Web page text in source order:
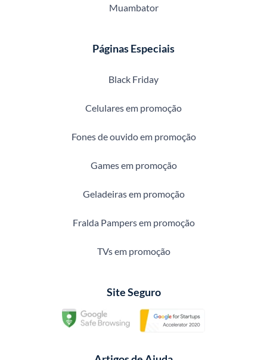
Muambator
Páginas Especiais
Black Friday
Celulares em promoção
Fones de ouvido em promoção
Games em promoção
Geladeiras em promoção
Fralda Pampers em promoção
TVs em promoção
Site Seguro